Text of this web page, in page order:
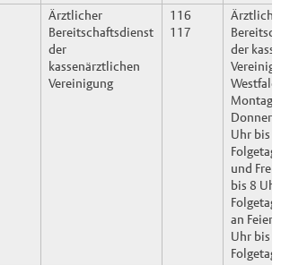
Ärztlicher
Bereitschaftsdienst
der
kassenärztlichen
Vereinigung
116
117
der
Montag,
Uhr bis
und
bis 8
an
Uhr bis
Folgetag